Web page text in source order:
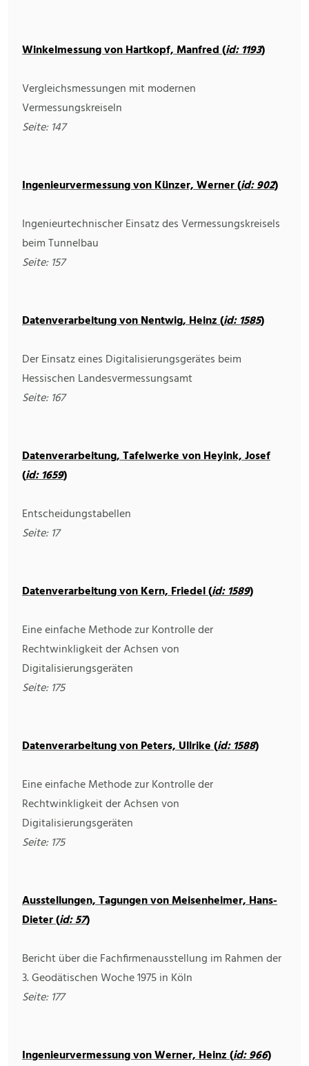
Winkelmessung von Hartkopf, Manfred (id: 1193)
Vergleichsmessungen mit modernen
Vermessungskreiseln
Seite: 147
Ingenieurvermessung von Künzer, Werner (id: 902)
Ingenieurtechnischer Einsatz des Vermessungskreisels
beim Tunnelbau
Seite: 157
Datenverarbeitung von Nentwig, Heinz (id: 1585)
Der Einsatz eines Digitalisierungsgerätes beim
Hessischen Landesvermessungsamt
Seite: 167
Datenverarbeitung, Tafelwerke von Heyink, Josef
(id: 1659)
Entscheidungstabellen
Seite: 17
Datenverarbeitung von Kern, Friedel (id: 1589)
Eine einfache Methode zur Kontrolle der
Rechtwinkligkeit der Achsen von
Digitalisierungsgeräten
Seite: 175
Datenverarbeitung von Peters, Ullrike (id: 1588)
Eine einfache Methode zur Kontrolle der
Rechtwinkligkeit der Achsen von
Digitalisierungsgeräten
Seite: 175
Ausstellungen, Tagungen von Meisenheimer, Hans-
Dieter (id: 57)
Bericht über die Fachfirmenausstellung im Rahmen der
3. Geodätischen Woche 1975 in Köln
Seite: 177
Ingenieurvermessung von Werner, Heinz (id: 966)